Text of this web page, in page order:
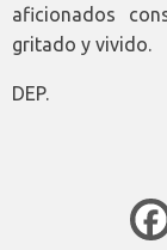
aficionados
gritado y vivido.
DEP.